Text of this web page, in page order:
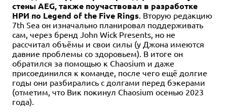
стены AEG, также поучаствовал в разработке
НРИ по Legend of the Five Rings. Вторую редакцию
7th Sea он изначально планировал поддерживать
сам, через бренд John Wick Presents, но не
рассчитал объёмы и свои силы (у Джона имеются
давние проблемы со здоровьем). В итоге он
обратился за помощью к Chaosium и даже
присоединился к команде, после чего ещё долгие
годы они разбирались с долгами перед бэкерами
(отметим, что Вик покинул Chaosium осенью 2023
года).